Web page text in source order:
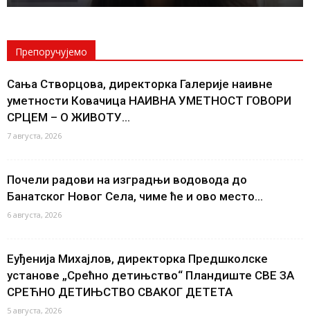
Препоручујемо
Сања Створцова, директорка Галерије наивне
уметности Ковачица НАИВНА УМЕТНОСТ ГОВОРИ
СРЦЕМ – О ЖИВОТУ...
7 августа, 2026
Почели радови на изградњи водовода до
Банатског Новог Села, чиме ће и ово место...
6 августа, 2026
Еуђенија Михајлов, директорка Предшколске
установе „Срећно детињство“ Пландиште СВЕ ЗА
СРЕЋНО ДЕТИЊСТВО СВАКОГ ДЕТЕТА
5 августа, 2026